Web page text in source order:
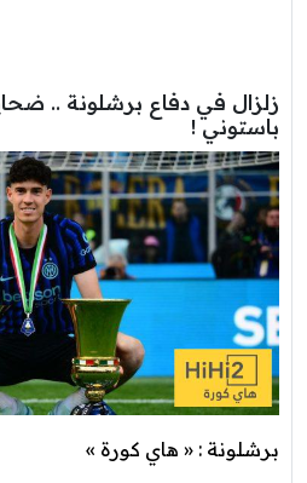
زلزال في دفاع برشلونة ..
باستوني !
برشلونة : « هاي كورة »